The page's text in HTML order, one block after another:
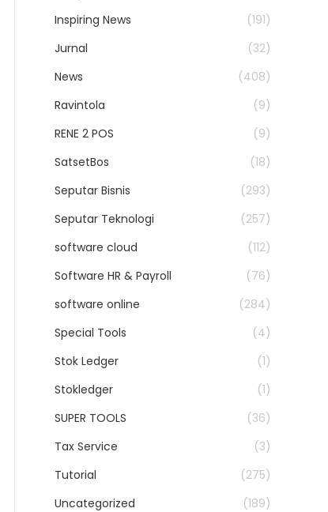
Inspiring News
(191)
Jurnal
(32)
News
(408)
Ravintola
(9)
RENE 2 POS
(9)
SatsetBos
(18)
Seputar Bisnis
(293)
Seputar Teknologi
(257)
software cloud
(112)
Software HR & Payroll
(76)
software online
(284)
Special Tools
(4)
Stok Ledger
(1)
Stokledger
(1)
SUPER TOOLS
(36)
Tax Service
(3)
Tutorial
(275)
Uncategorized
(189)